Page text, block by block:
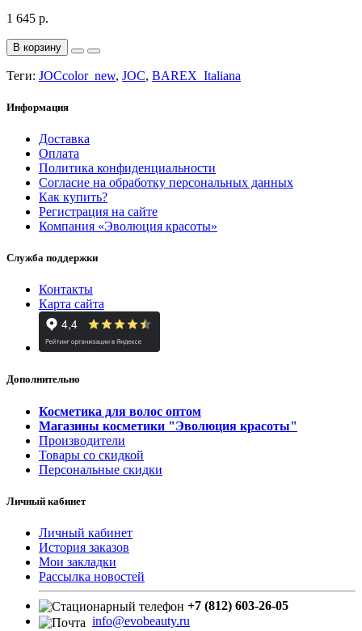
1 645 р.
В корзину
Теги: JOCcolor_new, JOC, BAREX_Italiana
Информация
Доставка
Оплата
Политика конфиденциальности
Согласие на обработку персональных данных
Как купить?
Регистрация на сайте
Компания «Эволюция красоты»
Служба поддержки
Контакты
Карта сайта
Дополнительно
Косметика для волос оптом
Магазины косметики "Эволюция красоты"
Производители
Товары со скидкой
Персональные скидки
Личный кабинет
Личный кабинет
История заказов
Мои закладки
Рассылка новостей
+7 (812) 603-26-05
info@evobeauty.ru